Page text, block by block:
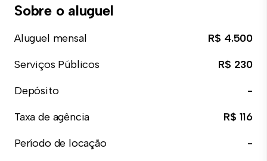
Sobre o aluguel
Aluguel mensal
R$ 4.500
Serviços Públicos
R$ 230
Depósito
-
Taxa de agência
R$ 116
Período de locação
-